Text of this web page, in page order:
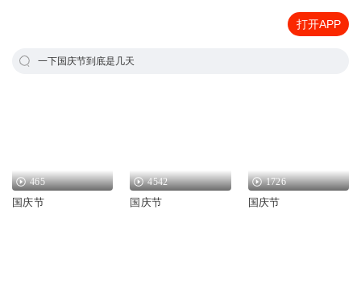
打开APP
一下国庆节到底是几天
465
国庆节
4542
国庆节
1726
国庆节